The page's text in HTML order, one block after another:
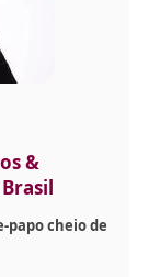
&
papo cheio de